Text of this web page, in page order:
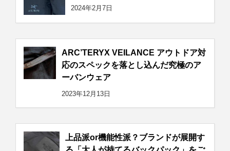
2024年2月7日
ARC’TERYX VEILANCE アウトドア対
応のスペックを落とし込んだ究極のア
ーバンウェア
2023年12月13日
上品派or機能性派？ブランドが展開す